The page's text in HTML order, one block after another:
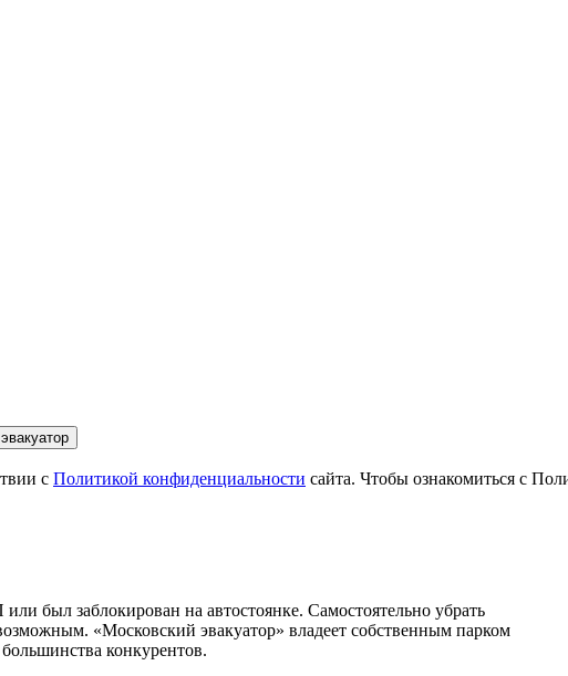
с Политикой конфиденциальности сайта. Чтобы ознакомиться с
был заблокирован на автостоянке. Самостоятельно убрать
«Московский эвакуатор» владеет собственным парком
конкурентов.